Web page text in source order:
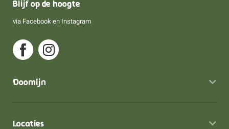
Doomijn
Locaties
Blijf op de hoogte
via Facebook en Instagram